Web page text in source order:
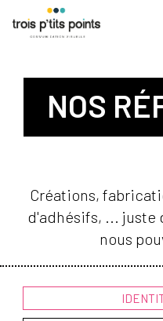
NOS
Créations,
d'adhésifs, ... juste
nous